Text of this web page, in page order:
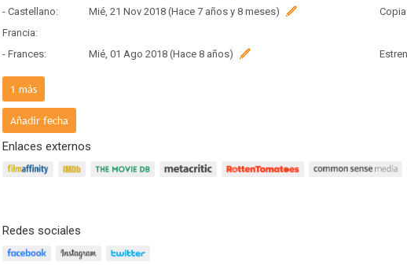
- Castellano:
Mié, 21 Nov 2018 (Hace 7 años y 8 meses)
Francia:
- Frances:
Mié, 01 Ago 2018 (Hace 8 años)
País de origen:
- V.O:
1 más
Añadir fecha
Enlaces externos
Redes sociales